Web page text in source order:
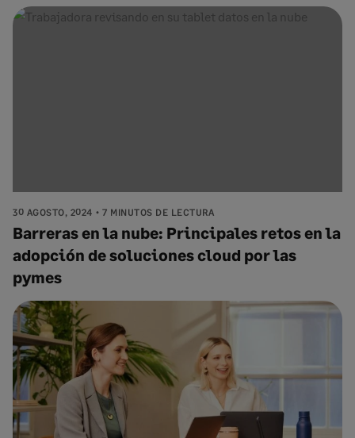
30 AGOSTO, 2024 7 MINUTOS DE LECTURA
Barreras en la nube: Principales retos en la
adopción de soluciones cloud por las
pymes